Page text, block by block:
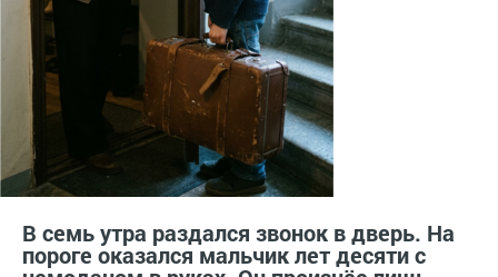
В семь утра раздался звонок в дверь. На
пороге оказался мальчик лет десяти с